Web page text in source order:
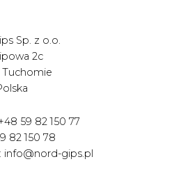
Sp. z o.o.
2c
Tuchomie
59 82 150 77
82 150 78
info@nord-gips.pl